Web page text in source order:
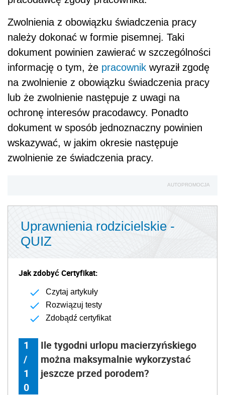
Zwolnienia z obowiązku świadczenia pracy
należy dokonać w formie pisemnej. Taki
dokument powinien zawierać w szczególności
informację o tym, że pracownik wyraził zgodę
na zwolnienie z obowiązku świadczenia pracy
lub że zwolnienie następuje z uwagi na
ochronę interesów pracodawcy. Ponadto
dokument w sposób jednoznaczny powinien
wskazywać, w jakim okresie następuje
zwolnienie ze świadczenia pracy.
AUTOPROMOCJA
Uprawnienia rodzicielskie -
QUIZ
Jak zdobyć Certyfikat:
Czytaj artykuły
Rozwiązuj testy
Zdobądź certyfikat
1
/
1
0
Ile tygodni urlopu macierzyńskiego
można maksymalnie wykorzystać
jeszcze przed porodem?